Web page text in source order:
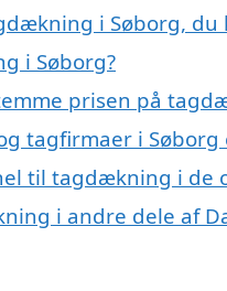
i Søborg,
i Søborg?
prisen på
tagfirmaer i
til tagdækning i de
i andre dele af